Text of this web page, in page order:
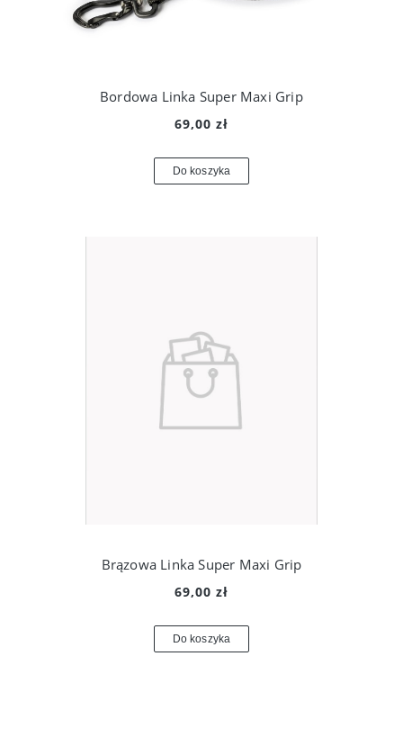
Bordowa Linka Super Maxi Grip
69,00 zł
Do koszyka
Brązowa Linka Super Maxi Grip
69,00 zł
Do koszyka